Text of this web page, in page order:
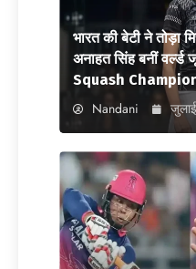
भारत की बेटी ने तोड़ा
अनाहत सिंह बनीं वर्ल्ड
Squash
Nandani